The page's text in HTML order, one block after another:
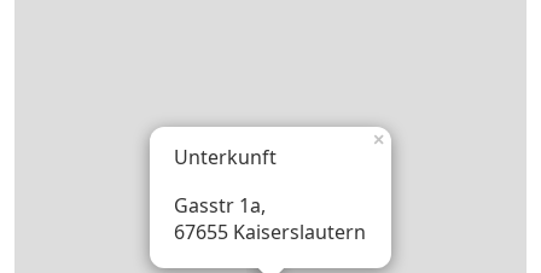
Unterkunft
Gasstr 1a,
67655 Kaiserslautern
×